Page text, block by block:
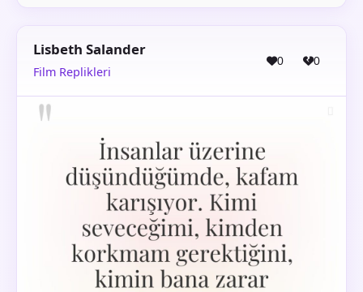
Lisbeth Salander
Film Replikleri
0 0